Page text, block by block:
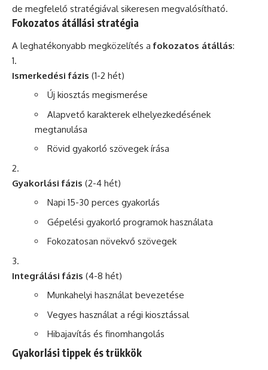
de megfelelő stratégiával sikeresen megvalósítható.
Fokozatos átállási stratégia
A leghatékonyabb megközelítés afokozatos átállás:
Ismerkedési fázis (1-2 hét)
Új kiosztás megismerése
Alapvető karakterek elhelyezkedésének
megtanulása
Rövid gyakorló szövegek írása
Gyakorlási fázis (2-4 hét)
Napi 15-30 perces gyakorlás
Gépelési gyakorló programok használata
Fokozatosan növekvő szövegek
Integrálási fázis (4-8 hét)
Munkahelyi használat bevezetése
Vegyes használat a régi kiosztással
Hibajavítás és finomhangolás
Gyakorlási tippek és trükkök